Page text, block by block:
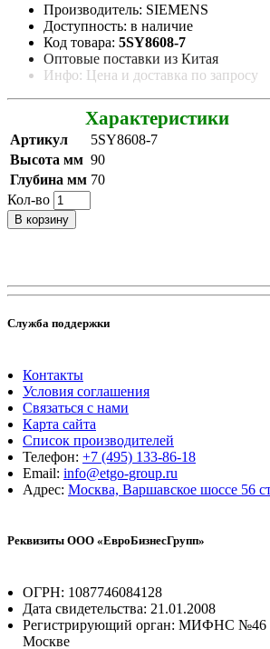
Производитель: SIEMENS
Доступность: в наличие
Код товара: 5SY8608-7
Оптовые поставки из Китая
Инфо: Цена и доставка по запросу
Характеристики
Артикул
5SY8608-7
Высота мм 90
Глубина мм 70
Кол-во
В корзину
Служба поддержки
Контакты
Условия соглашения
Связаться с нами
Карта сайта
Список производителей
Телефон: +7 (495) 133-86-18
Email: info@etgo-group.ru
Адрес: Москва, Варшавское шоссе 56
Реквизиты ООО «ЕвроБизнесГрупп»
ОГРН: 1087746084128
Дата свидетельства: 21.01.2008
Регистрирующий орган: МИФНС №46
Москве